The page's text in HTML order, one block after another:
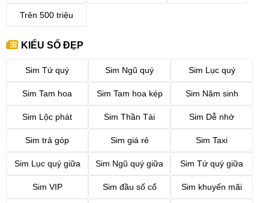
Trên 500 triệu
KIỂU SỐ ĐẸP
Sim Tứ quý Sim Ngũ quý Sim Lục quý
Sim Tam hoa Sim Tam hoa kép Sim Năm sinh
Sim Lộc phát Sim Thần Tài Sim Dễ nhớ
Sim trả góp Sim giá rẻ Sim Taxi
Sim Lục quý giữa Sim Ngũ quý giữa Sim Tứ quý giữa
Sim VIP Sim đầu số cổ Sim khuyến mãi